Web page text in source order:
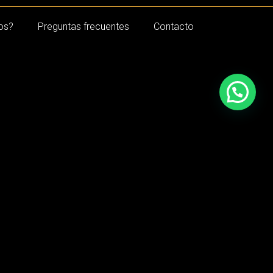
Preguntas frecuentes Contacto